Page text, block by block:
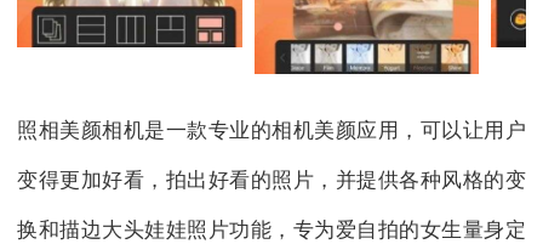
照相美颜相机是一款专业的相机美颜应用，可以让用户
变得更加好看，拍出好看的照片，并提供各种风格的变
换和描边大头娃娃照片功能，专为爱自拍的女生量身定